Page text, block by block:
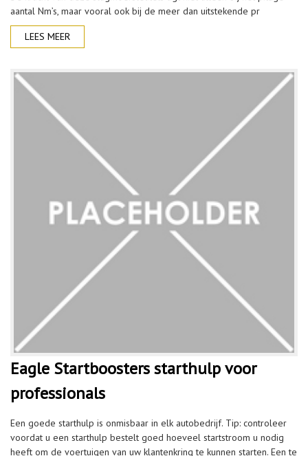
aantal Nm’s, maar vooral ook bij de meer dan uitstekende pr
LEES MEER
Eagle Startboosters starthulp voor
professionals
Een goede starthulp is onmisbaar in elk autobedrijf. Tip: controleer
voordat u een starthulp bestelt goed hoeveel startstroom u nodig
heeft om de voertuigen van uw klantenkring te kunnen starten. Een te